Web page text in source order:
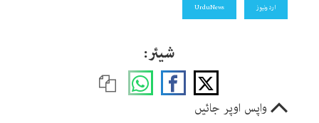
اردونیوز UrduNews
شیئر:
واپس اوپر جائیں